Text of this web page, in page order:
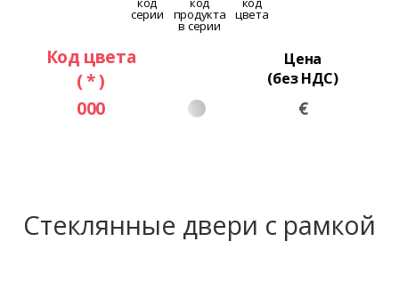
серии продукта
в серии
цвета
Код цвета
( * )
Цена
(без НДС)
000 €
Стеклянные двери с рамкой